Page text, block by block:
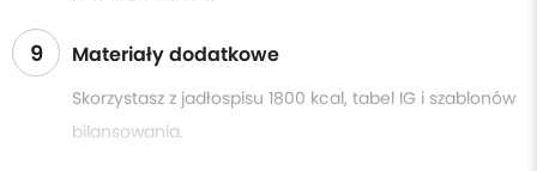
9 Materiały dodatkowe
Skorzystasz z jadłospisu 1800 kcal, tabel IG i szablonów
bilansowania.